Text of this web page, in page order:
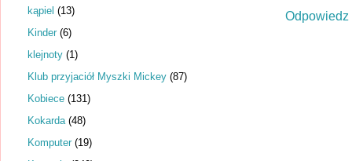
Odpowiedz
kąpiel (13)
Kinder (6)
klejnoty (1)
Klub przyjaciół Myszki Mickey (87)
Kobiece (131)
Kokarda (48)
Komputer (19)